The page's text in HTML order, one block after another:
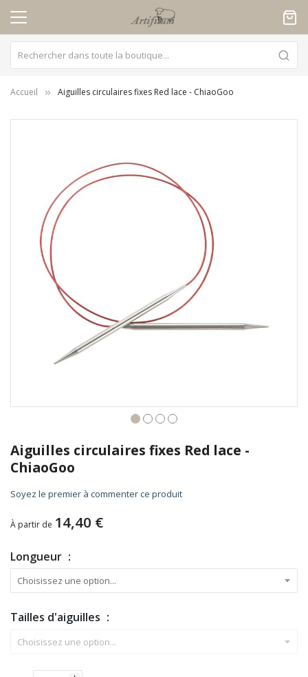
Accueil Aiguilles circulaires fixes Red lace - ChiaoGoo
to
the
beginning
the
gallery
Aiguilles circulaires fixes Red lace -
ChiaoGoo
Soyez le premier à commenter ce produit
À partir de 14,40 €
Longueur
Tailles d'aiguilles